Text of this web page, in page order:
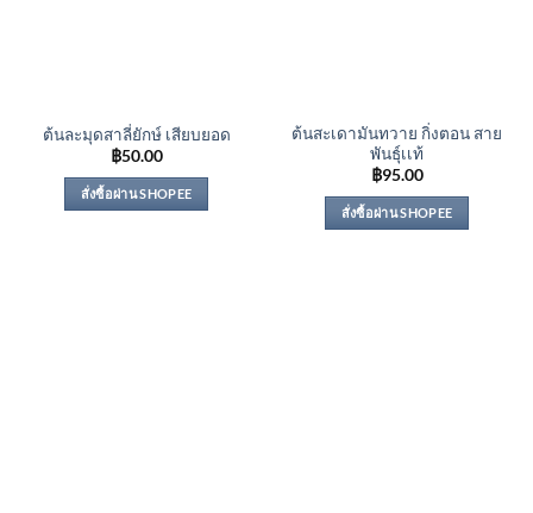
ต้นละมุดสาลี่ยักษ์ เสียบยอด
฿50.00
สั่งซื้อผ่าน SHOPEE
ต้นสะเดามันทวาย กิ่งตอน สาย
พันธุ์เเท้
฿95.00
สั่งซื้อผ่าน SHOPEE